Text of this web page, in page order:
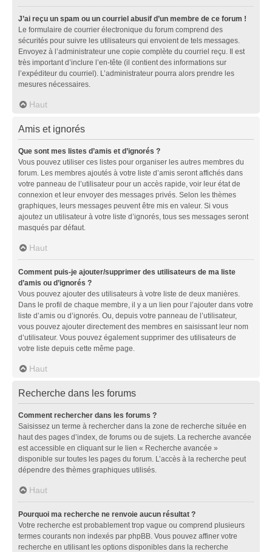
J’ai reçu un spam ou un courriel abusif d’un membre de ce forum !
Le formulaire de courrier électronique du forum comprend des
sécurités pour suivre les utilisateurs qui envoient de tels messages.
Envoyez à l’administrateur une copie complète du courriel reçu. Il est
très important d’inclure l’en-tête (il contient des informations sur
l’expéditeur du courriel). L’administrateur pourra alors prendre les
mesures nécessaires.
Haut
Amis et ignorés
Que sont mes listes d’amis et d’ignorés ?
Vous pouvez utiliser ces listes pour organiser les autres membres du
forum. Les membres ajoutés à votre liste d’amis seront affichés dans
votre panneau de l’utilisateur pour un accès rapide, voir leur état de
connexion et leur envoyer des messages privés. Selon les thèmes
graphiques, leurs messages peuvent être mis en valeur. Si vous
ajoutez un utilisateur à votre liste d’ignorés, tous ses messages seront
masqués par défaut.
Haut
Comment puis-je ajouter/supprimer des utilisateurs de ma liste
d’amis ou d’ignorés ?
Vous pouvez ajouter des utilisateurs à votre liste de deux manières.
Dans le profil de chaque membre, il y a un lien pour l’ajouter dans votre
liste d’amis ou d’ignorés. Ou, depuis votre panneau de l’utilisateur,
vous pouvez ajouter directement des membres en saisissant leur nom
d’utilisateur. Vous pouvez également supprimer des utilisateurs de
votre liste depuis cette même page.
Haut
Recherche dans les forums
Comment rechercher dans les forums ?
Saisissez un terme à rechercher dans la zone de recherche située en
haut des pages d’index, de forums ou de sujets. La recherche avancée
est accessible en cliquant sur le lien « Recherche avancée »
disponible sur toutes les pages du forum. L’accès à la recherche peut
dépendre des thèmes graphiques utilisés.
Haut
Pourquoi ma recherche ne renvoie aucun résultat ?
Votre recherche est probablement trop vague ou comprend plusieurs
termes courants non indexés par phpBB. Vous pouvez affiner votre
recherche en utilisant les options disponibles dans la recherche